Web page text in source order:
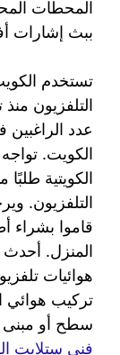
المحطات
ببث إشارات
تستخدم
التلفزيون
عدد
الكويت.
الكويتية
التلفزيون.
قاموا بشراء
المنزل. أحدث
هوائيات
تركيب هوائي
سطح أو مبنى
فني ستلايت